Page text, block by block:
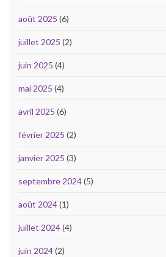
août 2025 (6)
juillet 2025 (2)
juin 2025 (4)
mai 2025 (4)
avril 2025 (6)
février 2025 (2)
janvier 2025 (3)
septembre 2024(5)
août 2024(1)
juillet 2024(4)
juin 2024(2)